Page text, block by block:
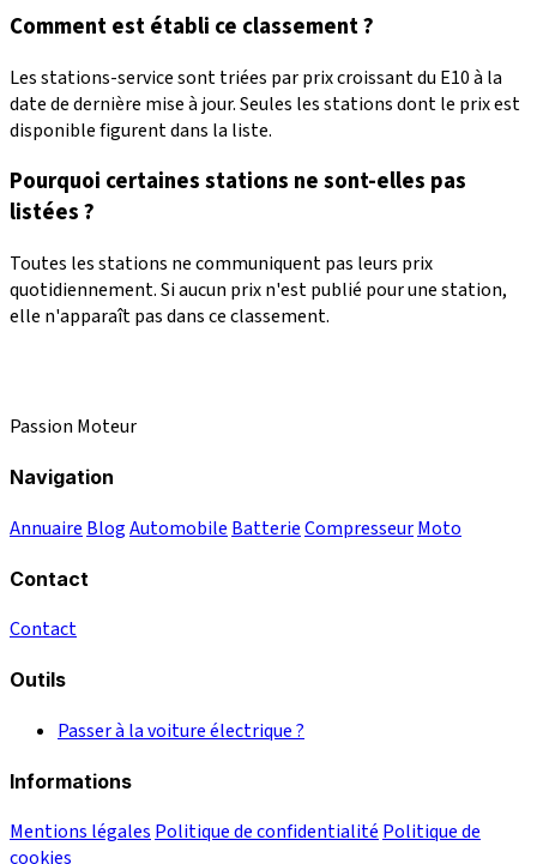
Comment est établi ce classement ?
Les stations-service sont triées par prix croissant du E10 à la
date de dernière mise à jour. Seules les stations dont le prix est
disponible figurent dans la liste.
Pourquoi certaines stations ne sont-elles pas
listées ?
Toutes les stations ne communiquent pas leurs prix
quotidiennement. Si aucun prix n'est publié pour une station,
elle n'apparaît pas dans ce classement.
Passion Moteur
Navigation
Annuaire BlogAutomobile BatterieCompresseurMoto
Contact
Contact
Outils
Passer à la voiture électrique ?
Informations
Mentions légales Politique de confidentialité Politique de
cookies